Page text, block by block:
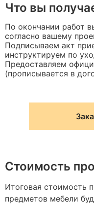
Что вы
По окончании работ
согласно вашему
Подписываем акт
инструктируем по
Предоставляем
(прописывается в
Стоимость
Итоговая стоимость
предметов мебели